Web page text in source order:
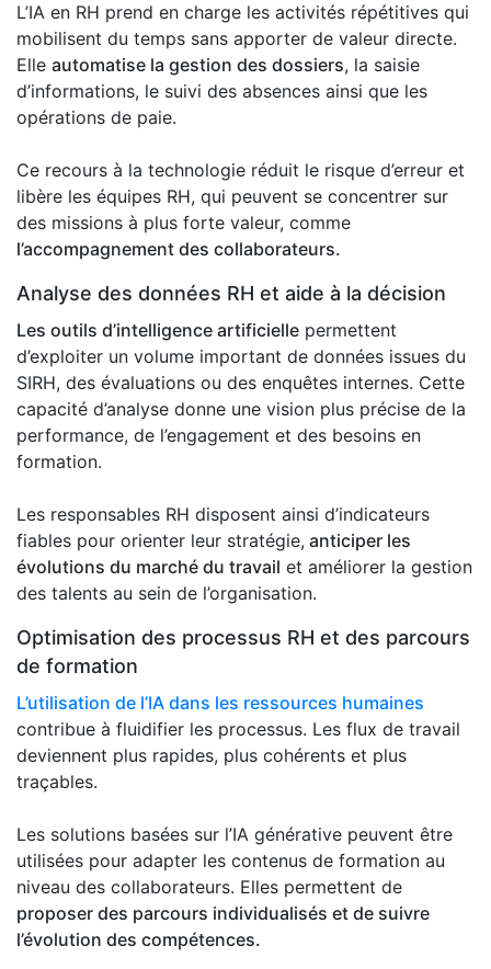
L’IA en RH prend en charge les activités répétitives qui
mobilisent du temps sans apporter de valeur directe.
Elle automatise la gestion des dossiers, la saisie
d’informations, le suivi des absences ainsi que les
opérations de paie.
Ce recours à la technologie réduit le risque d’erreur et
libère les équipes RH, qui peuvent se concentrer sur
des missions à plus forte valeur, comme
l’accompagnement des collaborateurs.
Analyse des données RH et aide à la décision
Les outils d’intelligence artificielle permettent
d’exploiter un volume important de données issues du
SIRH, des évaluations ou des enquêtes internes. Cette
capacité d’analyse donne une vision plus précise de la
performance, de l’engagement et des besoins en
formation.
Les responsables RH disposent ainsi d’indicateurs
fiables pour orienter leur stratégie, anticiper les
évolutions du marché du travail et améliorer la gestion
des talents au sein de l’organisation.
Optimisation des processus RH et des parcours
de formation
L’utilisation de l’IA dans les ressources humaines
contribue à fluidifier les processus. Les flux de travail
deviennent plus rapides, plus cohérents et plus
traçables.
Les solutions basées sur l’IA générative peuvent être
utilisées pour adapter les contenus de formation au
niveau des collaborateurs. Elles permettent de
proposer des parcours individualisés et de suivre
l’évolution des compétences.